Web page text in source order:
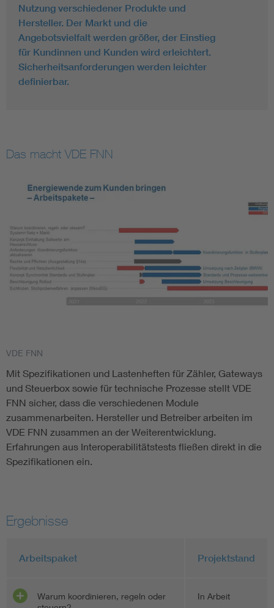
Nutzung verschiedener Produkte und
Hersteller. Der Markt und die
Angebotsvielfalt werden größer, der Einstieg
für Kundinnen und Kunden wird erleichtert.
Sicherheitsanforderungen werden leichter
definierbar.
Das macht VDE FNN
VDE FNN
Mit Spezifikationen und Lastenheften für Zähler, Gateways
und Steuerbox sowie für technische Prozesse stellt VDE
FNN sicher, dass die verschiedenen Module
zusammenarbeiten. Hersteller und Betreiber arbeiten im
VDE FNN zusammen an der Weiterentwicklung.
Erfahrungen aus Interoperabilitätstests fließen direkt in die
Spezifikationen ein.
Ergebnisse
Arbeitspaket Projektstand
Warum koordinieren, regeln oder
In Arbeit